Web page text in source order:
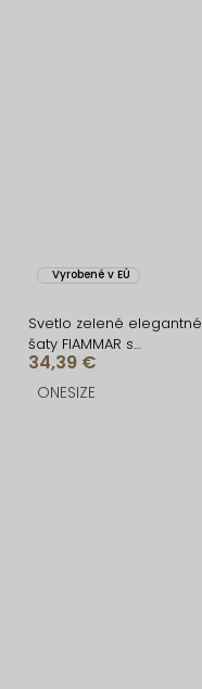
Vyrobené v EÚ
Svetlo zelené elegantné
šaty FIAMMAR s
rázporkom
34,39 €
ONESIZE